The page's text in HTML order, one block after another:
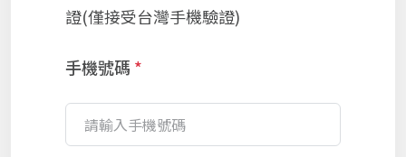
證(僅接受台灣手機驗證)
手機號碼 *